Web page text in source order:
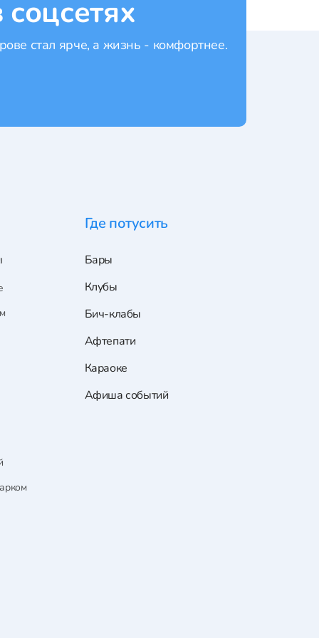
стал ярче, а жизнь - комфортнее.
Где потусить
Бары
Клубы
Бич-клабы
Афтепати
Караоке
Афиша событий